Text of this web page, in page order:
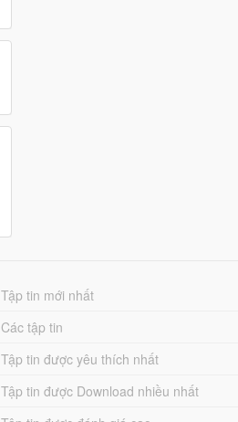
Tập tin mới nhất
Các tập tin
Tập tin được yêu thích nhất
Tập tin được Download nhiều nhất